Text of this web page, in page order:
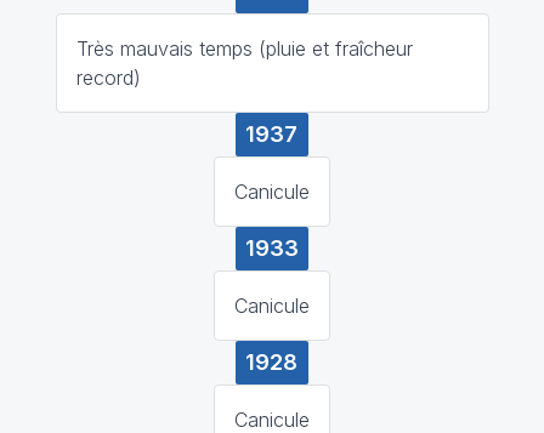
Très mauvais temps (pluie et fraîcheur
record)
1937
Canicule
1933
Canicule
1928
Canicule